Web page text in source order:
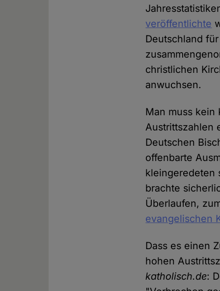
veröffentlichte
Deutschland
christlichen
anwuchsen.
Man muss
Austrittszahlen
Deutschen
offenbarte
kleingeredeten
brachte
Überlaufen,
evangelischen
Dass es einen
hohen
katholisch.de: